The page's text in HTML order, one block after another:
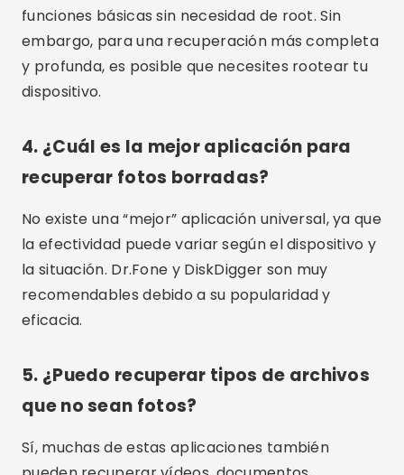
acceso completo. Consulta las opciones
disponibles para elegir la que mejor se adapta a
tus necesidades.
Conclusión
Recuperar fotos borradas puede ser un proceso
adecuadas. Aplicaciones como DiskDigger,
Dr.Fone, PhotoRec, Undeleter y EaseUS
MobiSaver ofrecen soluciones confiables para
recuperar sus preciadas fotografías. Cada una
de estas aplicaciones tiene sus propias
la mejor opción para sus necesidades
específicas. Recuerde siempre hacer copias de
importantes para evitar pérdidas futuras.